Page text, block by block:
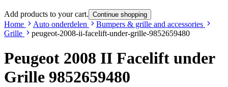
Add products to your cart. Continue shopping
Home Auto onderdelen
Bumpers & grille and accessories
Grille
peugeot-2008-ii-facelift-under-grille-9852659480
Peugeot 2008 II Facelift under
Grille 9852659480